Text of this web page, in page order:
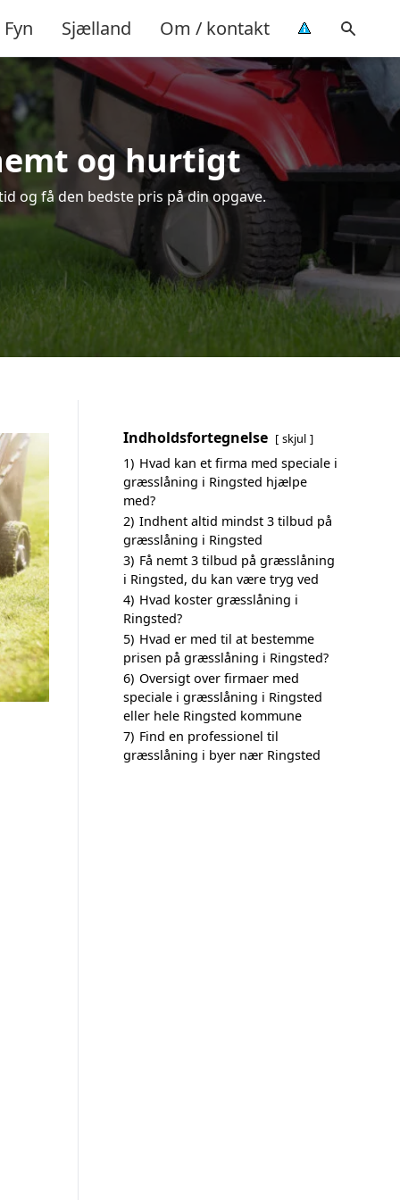
Fyn Sjælland Om / kontakt
og hurtigt
og få den bedste pris på din opgave.
Indholdsfortegnelse skjul
1) Hvad kan et firma med speciale i
græsslåning i Ringsted hjælpe
med?
2) Indhent altid mindst 3 tilbud på
græsslåning i Ringsted
3) Få nemt 3 tilbud på græsslåning
i Ringsted, du kan være tryg ved
4) Hvad koster græsslåning i
Ringsted?
5) Hvad er med til at bestemme
prisen på græsslåning i Ringsted?
6) Oversigt over firmaer med
speciale i græsslåning i Ringsted
eller hele Ringsted kommune
7) Find en professionel til
græsslåning i byer nær Ringsted